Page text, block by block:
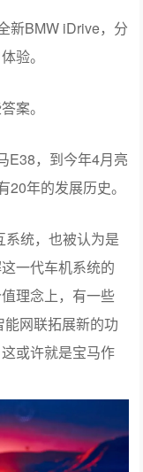
新BMW iDrive，分
验。
案。
E38，到今年4月亮
年的发展历史。
统，也被认为是
一代车机系统的
理念上，有一些
网联拓展新的功
或许就是宝马作